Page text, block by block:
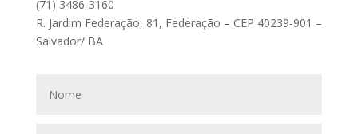
(71) 3486-3160
R. Jardim Federação, 81, Federação – CEP 40239-901 –
Salvador/ BA